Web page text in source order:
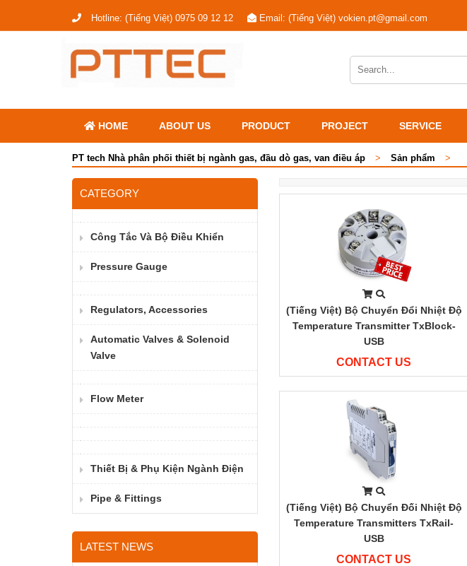
Hotline: (Tiếng Việt) 0975 09 12 12 Email: (Tiếng Việt) vokien.pt@gmail.com
HOME ABOUT US PRODUCT PROJECT SERVICE
PT tech Nhà phân phối thiết bị ngành gas, đầu dò gas, van điều áp > Sản phẩm >
CATEGORY
Công Tắc Và Bộ Điều Khiển
Pressure Gauge
Regulators, Accessories
Automatic Valves & Solenoid
Valve
Flow Meter
Thiết Bị & Phụ Kiện Ngành Điện
Pipe & Fittings
LATEST NEWS
(Tiếng Việt) Bộ Chuyển Đổi Nhiệt Độ
Temperature Transmitter TxBlock-
USB
CONTACT US
(Tiếng Việt) Bộ Chuyển Đối Nhiệt Độ
Temperature Transmitters TxRail-
USB
CONTACT US